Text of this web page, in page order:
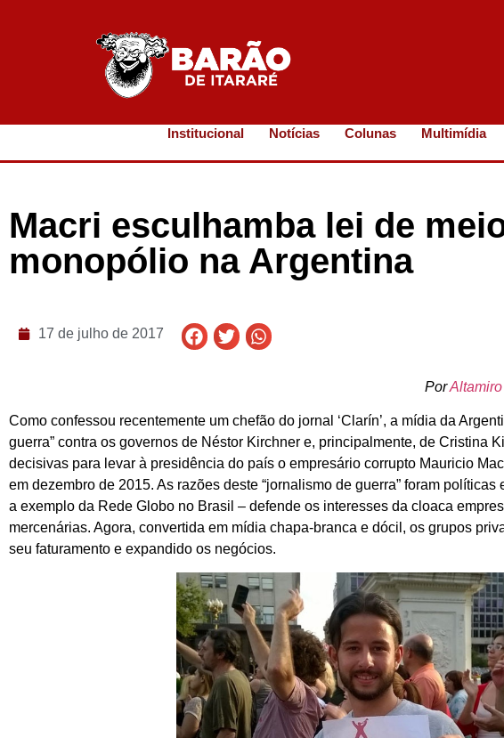
Institucional Notícias Colunas Multimídia
Macri esculhamba lei de
monopólio na Argentina
17 de julho de 2017
Por
Como confessou recentemente um chefão do jornal ‘Clarín’, a mídia da
guerra” contra os governos de Néstor Kirchner e, principalmente, de Cristina
decisivas para levar à presidência do país o empresário corrupto Mauricio
em dezembro de 2015. As razões deste “jornalismo de guerra” foram
a exemplo da Rede Globo no Brasil – defende os interesses da cloaca
mercenárias. Agora, convertida em mídia chapa-branca e dócil, os grupos
seu faturamento e expandido os negócios.